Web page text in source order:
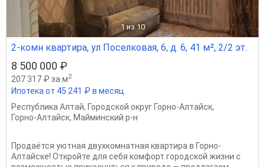
1 из 10
2-комн квартира, ул Поселковая, 6, д. 6, 41 м², 2/2 эт.
8 500 000 ₽
207 317 ₽ за м2
Ипотека от 45 241 ₽ в месяц
Республика Алтай, Городской округ Горно-Алтайск,
Горно-Алтайск, Майминский р-н
Продаётся уютная двухкомнатная квартира в Горно-
Алтайске! Откройте для себя комфорт городской жизни с